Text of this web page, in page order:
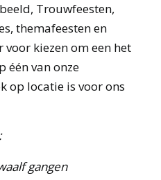
Trouwfeesten,
themafeesten en
kiezen om een het
één van onze
op locatie is voor ons
gangen